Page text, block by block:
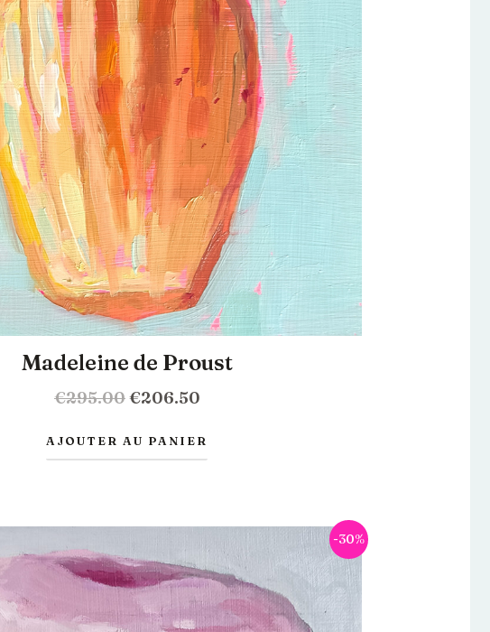
Madeleine de Proust
€295.00€206.50
AJOUTER AU PANIER
-30%
prix
initial
était :
€600.00.
prix
actuel
est :
€420.00.